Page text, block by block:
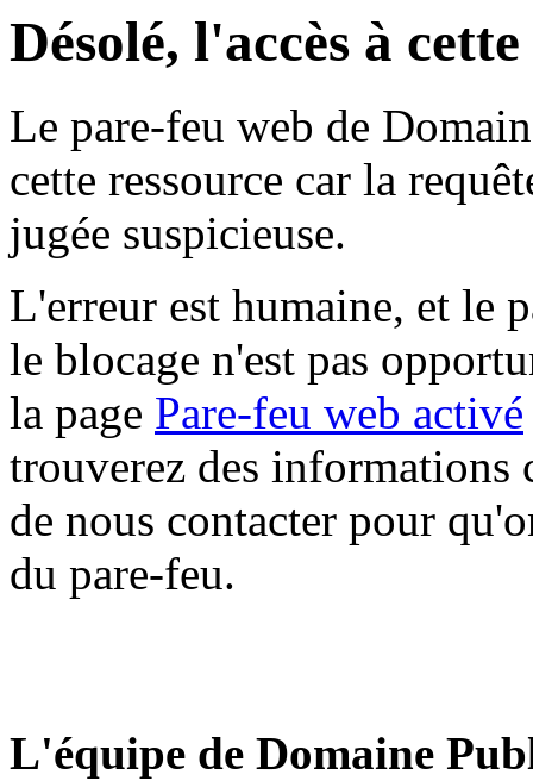
Désolé, l'accès à
Le pare-feu web de
cette ressource car la
jugée suspicieuse.
L'erreur est humaine, et le
le blocage n'est pas
la page Pare-feu web activé
trouverez des informations
de nous contacter pour
du pare-feu.
L'équipe de Domaine